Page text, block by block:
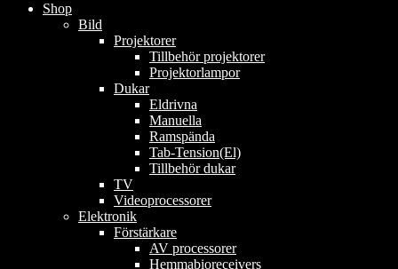
Shop
Bild
Projektorer
Tillbehör projektorer
Projektorlampor
Dukar
Eldrivna
Manuella
Ramspända
Tab-Tension(El)
Tillbehör dukar
TV
Videoprocessorer
Elektronik
Förstärkare
AV processorer
Hemmabioreceivers